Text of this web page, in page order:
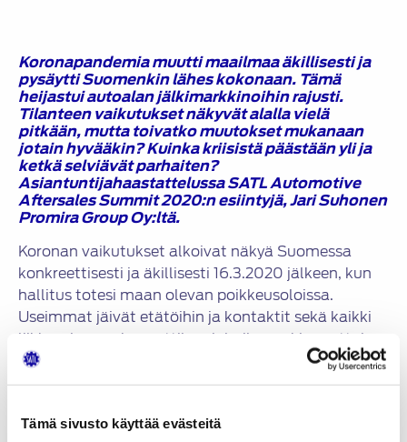
Tämä sivusto käyttää evästeitä
Koronapandemia muutti maailmaa äkillisesti ja
pysäytti Suomenkin lähes kokonaan. Tämä
heijastui autoalan jälkimarkkinoihin rajusti.
Tilanteen vaikutukset näkyvät alalla vielä
pitkään, mutta toivatko muutokset mukanaan
jotain hyvääkin? Kuinka kriisistä päästään yli ja
ketkä selviävät parhaiten?
AsiantuntijahaastattelussaSATL Automotive
Aftersales Summit 2020:n esiintyjä, Jari Suhonen
Promira Group Oy:ltä.
Koronan vaikutukset alkoivat näkyä Suomessa
konkreettisesti ja äkillisesti 16.3.2020 jälkeen, kun
hallitus totesi maan olevan poikkeusoloissa.
Useimmat jäivät etätöihin ja kontaktit sekä kaikki
liikkuminen vähennettiin minimiin – arki muuttui.
Muutos heijastui vahvasti myös autoalaan. ”Tilanne
oli shokki myös kuluttajille. Kaikki liike loppui kuin
autoilla eikä julkisilla kulkuneuvoilla. Ajosuoritteet